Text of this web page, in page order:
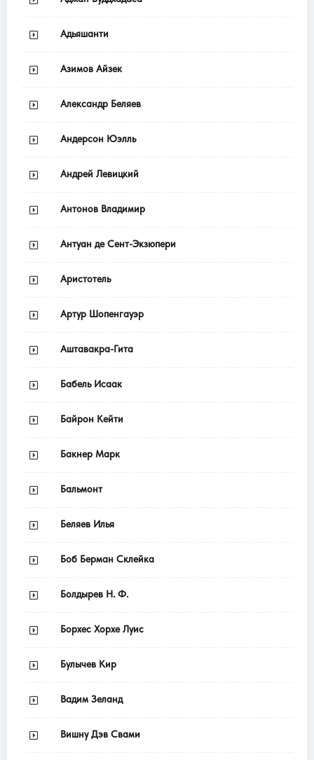
Адьяшанти
Азимов Айзек
Александр Беляев
Андерсон Юэлль
Андрей Левицкий
Антонов Владимир
Антуан де Сент-Экзюпери
Аристотель
Артур Шопенгауэр
Аштавакра-Гита
Бабель Исаак
Байрон Кейти
Бакнер Марк
Бальмонт
Беляев Илья
Боб Берман Склейка
Болдырев Н. Ф.
Борхес Хорхе Луис
Булычев Кир
Вадим Зеланд
Вишну Дэв Свами